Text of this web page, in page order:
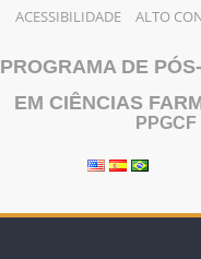
ACESSIBILIDADE ALTO
PROGRAMA DE
EM CIÊNCIAS
PPGCF